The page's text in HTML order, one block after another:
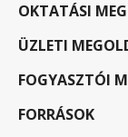
OKTATÁSI
ÜZLETI
FOGYASZTÓI
FORRÁSOK